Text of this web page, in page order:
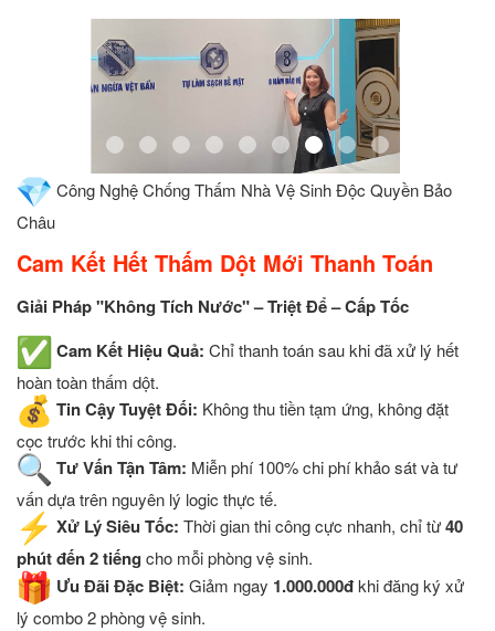
Công Nghệ Chống Thấm Nhà Vệ Sinh Độc Quyền Bảo
Châu
Cam Kết Hết Thấm Dột Mới Thanh Toán
Giải Pháp "Không Tích Nước" – Triệt Để – Cấp Tốc
Cam Kết Hiệu Quả: Chỉ thanh toán sau khi đã xử lý hết
hoàn toàn thấm dột.
Tin Cậy Tuyệt Đối: Không thu tiền tạm ứng, không đặt
cọc trước khi thi công.
Tư Vấn Tận Tâm: Miễn phí 100% chi phí khảo sát và tư
vấn dựa trên nguyên lý logic thực tế.
Xử Lý Siêu Tốc: Thời gian thi công cực nhanh, chỉ từ40
phút đến 2 tiếng cho mỗi phòng vệ sinh.
Ưu Đãi Đặc Biệt: Giảm ngay 1.000.000đkhi đăng ký xử
lý combo 2 phòng vệ sinh.